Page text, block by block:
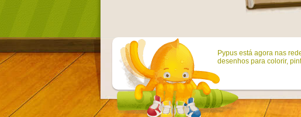
Pypus está agora nas
desenhos para colorir,